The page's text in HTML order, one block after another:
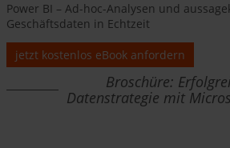
Power BI – Ad-hoc-Analysen und
Geschäftsdaten in Echtzeit
jetzt kostenlos eBook anfordern
Broschüre:
Datenstrategie mit